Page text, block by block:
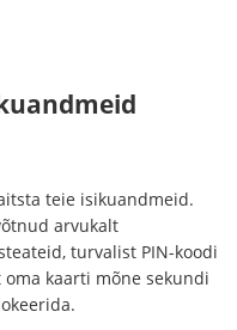
teie isikuandmeid.
arvukalt
turvalist PIN-koodi
kaarti mõne sekundi